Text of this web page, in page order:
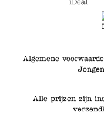
Algemene
Alle prijzen zijn